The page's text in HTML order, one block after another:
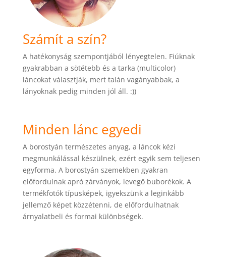
Számít a szín?
A hatékonyság szempontjából lényegtelen. Fiúknak
gyakrabban a sötétebb és a tarka (multicolor)
láncokat választják, mert talán vagányabbak, a
lányoknak pedig minden jól áll. :))
Minden lánc egyedi
A borostyán természetes anyag, a láncok kézi
megmunkálással készülnek, ezért egyik sem teljesen
egyforma. A borostyán szemekben gyakran
előfordulnak apró zárványok, levegő buborékok. A
termékfotók típusképek, igyekszünk a leginkább
jellemző képet közzétenni, de előfordulhatnak
árnyalatbeli és formai különbségek.